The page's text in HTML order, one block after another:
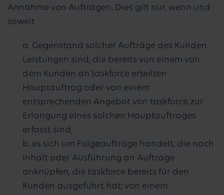
Annahme von Aufträgen. Dies gilt nur, wenn und
soweit
a. Gegenstand solcher Aufträge des Kunden
Leistungen sind, die bereits von einem von
dem Kunden an taskforce erteilten
Hauptauftrag oder von einem
entsprechenden Angebot von taskforce zur
Erlangung eines solchen Hauptauftrages
erfasst sind,
b. es sich um Folgeaufträge handelt, die nach
Inhalt oder Ausführung an Aufträge
anknüpfen, die taskforce bereits für den
Kunden ausgeführt hat; von einem